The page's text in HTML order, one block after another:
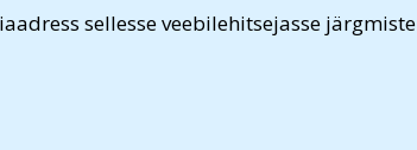
sellesse veebilehitsejasse järgmiste